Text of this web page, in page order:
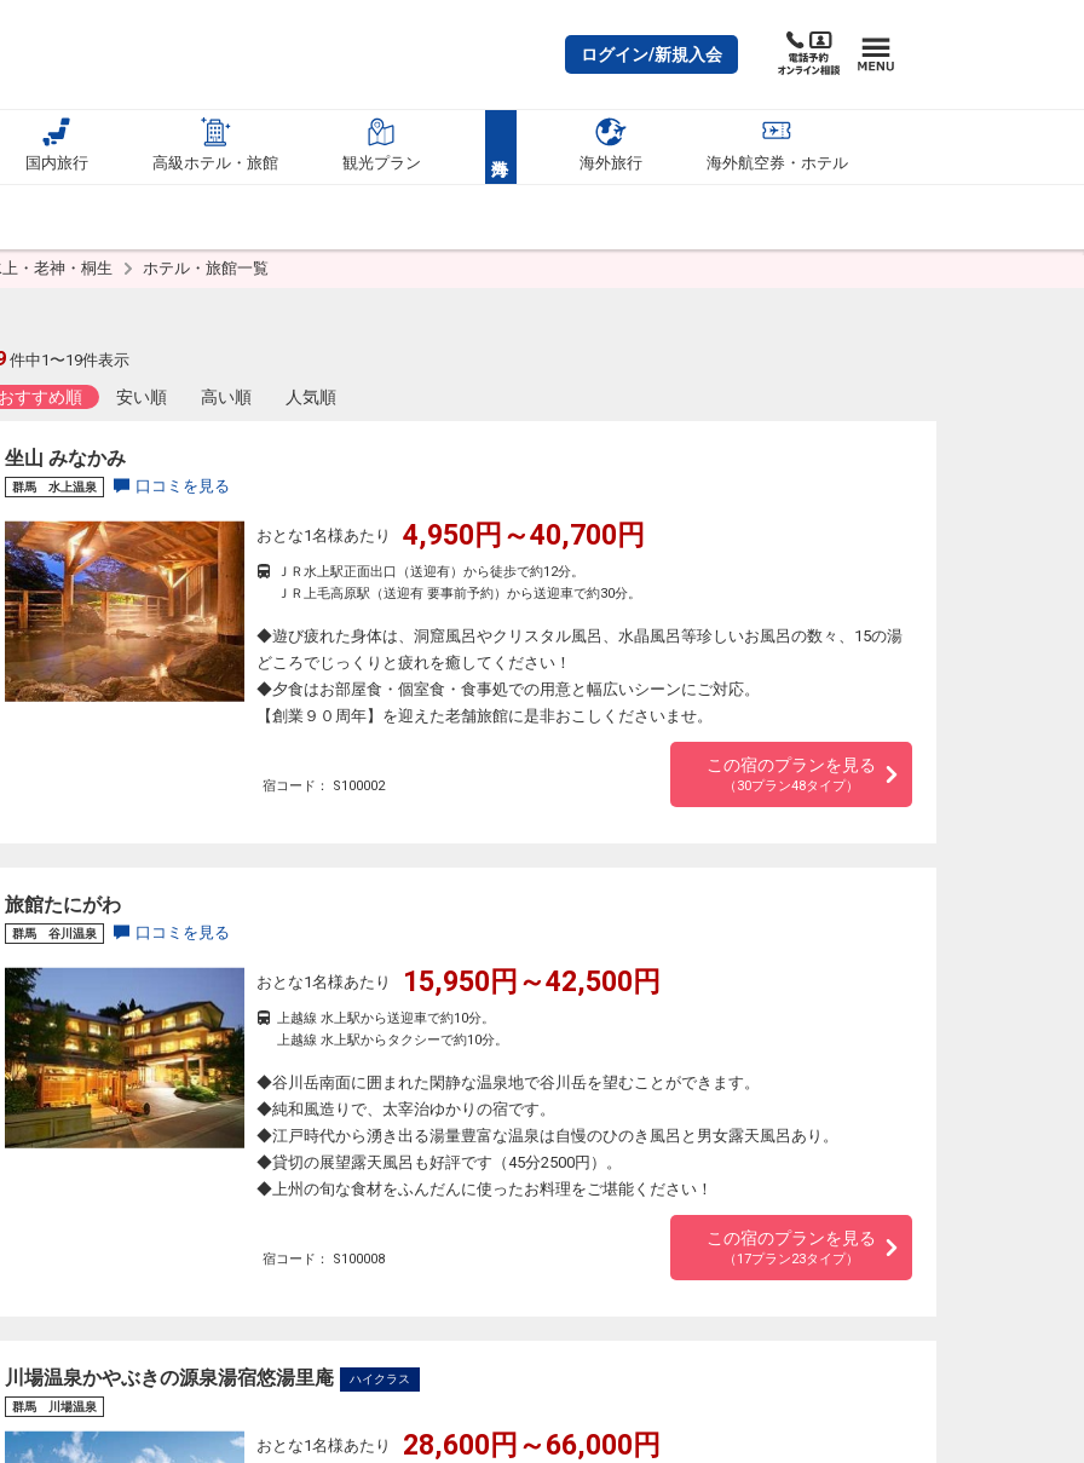
ログイン/新規入会
国内旅行 高級ホテル・旅館 観光プラン 海外旅行 海外航空券・ホテル
・老神・桐生 ホテル・旅館一覧
件中1〜19件表示
おすすめ順 安い順 高い順 人気順
坐山 みなかみ
群馬 水上温泉 口コミを見る
おとな1名様あたり 4,950円～40,700円
ＪＲ水上駅正面出口（送迎有）から徒歩で約12分。
ＪＲ上毛高原駅（送迎有 要事前予約）から送迎車で約30分。
◆遊び疲れた身体は、洞窟風呂やクリスタル風呂、水晶風呂等珍しいお風呂の数々、15の湯
どころでじっくりと疲れを癒してください！
◆夕食はお部屋食・個室食・食事処での用意と幅広いシーンにご対応。
【創業９０周年】を迎えた老舗旅館に是非おこしくださいませ。
宿コード： S100002
この宿のプランを見る
（30プラン48タイプ）
旅館たにがわ
群馬 谷川温泉 口コミを見る
おとな1名様あたり 15,950円～42,500円
上越線 水上駅から送迎車で約10分。
上越線 水上駅からタクシーで約10分。
◆谷川岳南面に囲まれた閑静な温泉地で谷川岳を望むことができます。
◆純和風造りで、太宰治ゆかりの宿です。
◆江戸時代から湧き出る湯量豊富な温泉は自慢のひのき風呂と男女露天風呂あり。
◆貸切の展望露天風呂も好評です（45分2500円）。
◆上州の旬な食材をふんだんに使ったお料理をご堪能ください！
宿コード： S100008
この宿のプランを見る
（17プラン23タイプ）
川場温泉かやぶきの源泉湯宿悠湯里庵 ハイクラス
群馬 川場温泉
おとな1名様あたり 28,600円～66,000円